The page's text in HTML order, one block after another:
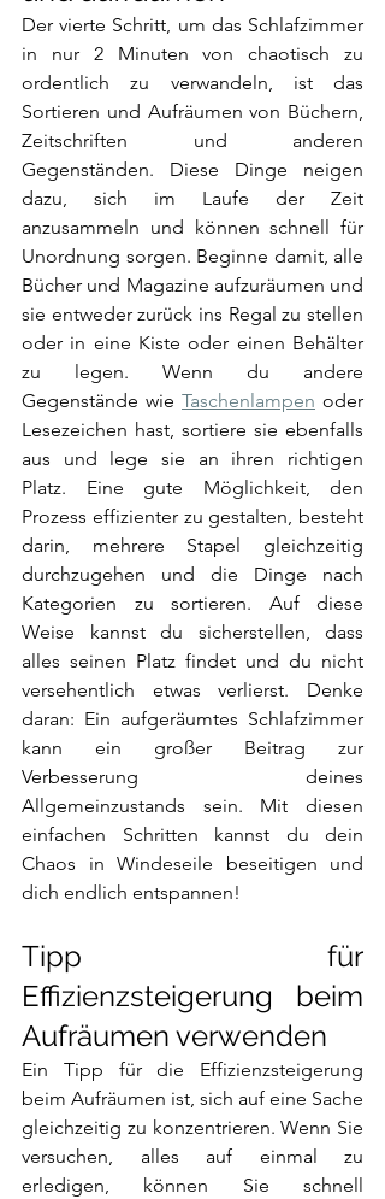
Der vierte Schritt, um das Schlafzimmer
in nur 2 Minuten von chaotisch zu
ordentlich zu verwandeln, ist das
Sortieren und Aufräumen von Büchern,
Zeitschriften und anderen
Gegenständen. Diese Dinge neigen
dazu, sich im Laufe der Zeit
anzusammeln und können schnell für
Unordnung sorgen. Beginne damit, alle
Bücher und Magazine aufzuräumen und
sie entweder zurück ins Regal zu stellen
oder in eine Kiste oder einen Behälter
zu legen. Wenn du andere
Gegenstände wie Taschenlampen oder
Lesezeichen hast, sortiere sie ebenfalls
aus und lege sie an ihren richtigen
Platz. Eine gute Möglichkeit, den
Prozess effizienter zu gestalten, besteht
darin, mehrere Stapel gleichzeitig
durchzugehen und die Dinge nach
Kategorien zu sortieren. Auf diese
Weise kannst du sicherstellen, dass
alles seinen Platz findet und du nicht
versehentlich etwas verlierst. Denke
daran: Ein aufgeräumtes Schlafzimmer
kann ein großer Beitrag zur
Verbesserung deines
Allgemeinzustands sein. Mit diesen
einfachen Schritten kannst du dein
Chaos in Windeseile beseitigen und
dich endlich entspannen!
Tipp für
Effizienzsteigerung beim
Aufräumen verwenden
Ein Tipp für die Effizienzsteigerung
beim Aufräumen ist, sich auf eine Sache
gleichzeitig zu konzentrieren. Wenn Sie
versuchen, alles auf einmal zu
erledigen, können Sie schnell